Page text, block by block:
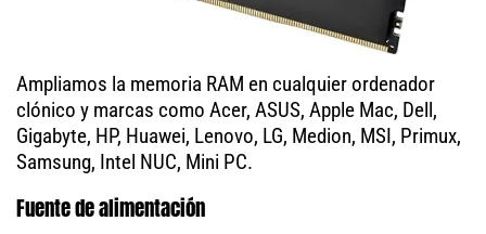
Ampliamos la memoria RAM en cualquier ordenador
clónico y marcas como Acer, ASUS, Apple Mac, Dell,
Gigabyte, HP, Huawei, Lenovo, LG, Medion, MSI, Primux,
Samsung, Intel NUC, Mini PC.
Fuente de alimentación